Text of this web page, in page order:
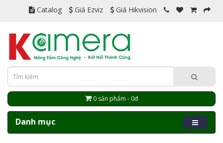
Catalog Giá Ezviz Giá Hikvision
0 sản phẩm - 0đ
Danh mục